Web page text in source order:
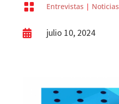
 Entrevistas | Noticias
 julio 10, 2024